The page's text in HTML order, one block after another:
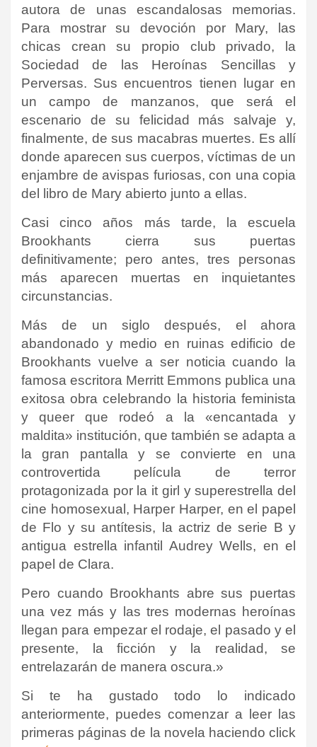
autora de unas escandalosas memorias.
Para mostrar su devoción por Mary, las
chicas crean su propio club privado, la
Sociedad de las Heroínas Sencillas y
Perversas. Sus encuentros tienen lugar en
un campo de manzanos, que será el
escenario de su felicidad más salvaje y,
finalmente, de sus macabras muertes. Es allí
donde aparecen sus cuerpos, víctimas de un
enjambre de avispas furiosas, con una copia
del libro de Mary abierto junto a ellas.
Casi cinco años más tarde, la escuela
Brookhants cierra sus puertas
definitivamente; pero antes, tres personas
más aparecen muertas en inquietantes
circunstancias.
Más de un siglo después, el ahora
abandonado y medio en ruinas edificio de
Brookhants vuelve a ser noticia cuando la
famosa escritora Merritt Emmons publica una
exitosa obra celebrando la historia feminista
y queer que rodeó a la «encantada y
maldita» institución, que también se adapta a
la gran pantalla y se convierte en una
controvertida película de terror
protagonizada por la it girl y superestrella del
cine homosexual, Harper Harper, en el papel
de Flo y su antítesis, la actriz de serie B y
antigua estrella infantil Audrey Wells, en el
papel de Clara.
Pero cuando Brookhants abre sus puertas
una vez más y las tres modernas heroínas
llegan para empezar el rodaje, el pasado y el
presente, la ficción y la realidad, se
entrelazarán de manera oscura.»
Si te ha gustado todo lo indicado
anteriormente, puedes comenzar a leer las
primeras páginas de la novela haciendo click